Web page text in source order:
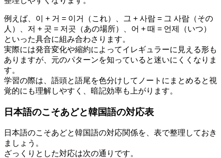
例えば、이 + 거 = 이거（これ）、그 + 사람 = 그 사람（その
人）、저 + 곳 = 저곳（あの場所）、어 + 때 = 언제（いつ）
といった具合に組み合わさります。
実際には発音変化や縮約によってイレギュラーに見える形も
ありますが、元のパターンを知っていると迷いにくくなりま
す。
学習の際は、語頭と語尾を色分けしてノートにまとめると視
覚的にも理解しやすく、暗記効率も上がります。
日本語のこそあどと韓国語の対応表
日本語のこそあどと韓国語の対応関係を、表で整理しておき
ましょう。
ざっくりとした対応は次の通りです。